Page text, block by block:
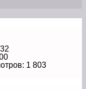
1 803